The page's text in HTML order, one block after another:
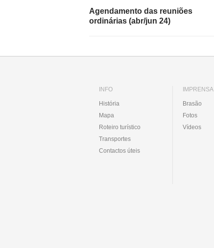
Agendamento das reuniões
ordinárias (abr/jun 24)
INFO
História
Mapa
Roteiro turístico
Transportes
Contactos úteis
IMPRENSA
Brasão
Fotos
Vídeos